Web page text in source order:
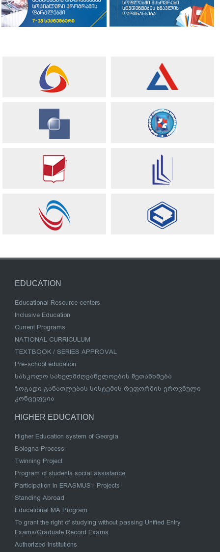
EDUCATION
Educational Resource centers
Inclusive Education
Current Programs
NATIONAL CURRICULUM
TEXTBOOK / SERIES APPROVAL
Pre-school education
სასკოლო სახელმძღვანელოების შეთანხმება
ზოგადი განათლების სისტემის რეფორმის ეროვნული
კონცეფცია
HIGHER EDUCATION
Higher Education system of Georgia
Bologna Process
Twinning Project
Program of students social assistance
Participation in ERASMUS+ Projects
Standing Abroad
Educational MA Program
To grant the right of studying without passing Unified Entry
Exams/Graduate Record Exams
Authorized Institutions